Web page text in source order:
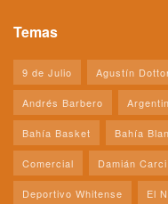
Temas
9 de Julio Agustín
Andrés Barbero
Bahía Basket Bahía
Comercial Damián Carci
Deportivo Whitense El